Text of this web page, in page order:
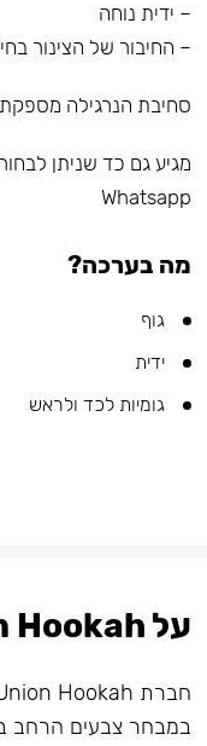
– ידית נוחה
– החיבור של הצינור
סחיבת הנרגילה
מגיע גם כד שניתן
Whatsapp
מה בערכה?
גוף
ידית
גומיות לכד ולראש
על Union Hookah
במבחר צבעים הרחב